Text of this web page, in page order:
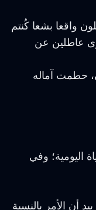
واقعا بشعا كُنتم
عاطلين عن
حطمت آماله
اليومية؛ وفي
أن الأمر بالنسبة